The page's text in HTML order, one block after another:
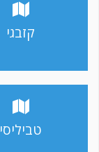
קזבגי
טביליסי